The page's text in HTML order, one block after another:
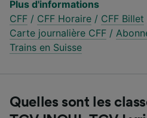
Plus d'informations
CFF / CFF Horaire / CFF Billet
Carte journalière CFF /
Trains en Suisse
Quelles sont les